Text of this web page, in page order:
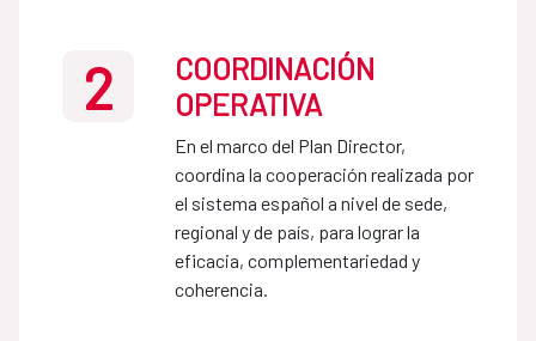
2
COORDINACIÓN
OPERATIVA
En el marco del Plan Director,
coordina la cooperación realizada por
el sistema español a nivel de sede,
regional y de país, para lograr la
eficacia, complementariedad y
coherencia.